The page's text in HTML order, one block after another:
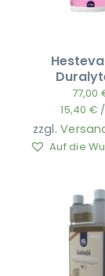
77,00
15,40 € /
zzgl.
Auf die